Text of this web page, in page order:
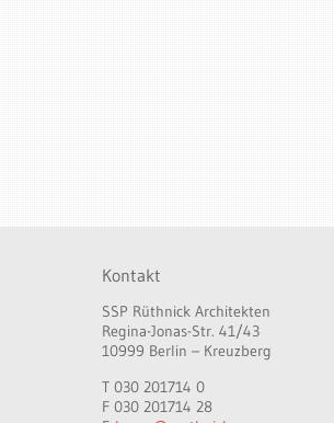
Kontakt
SSP Rüthnick Architekten
Regina-Jonas-Str. 41/43
10999 Berlin – Kreuzberg
T 030 201714 0
F 030 201714 28